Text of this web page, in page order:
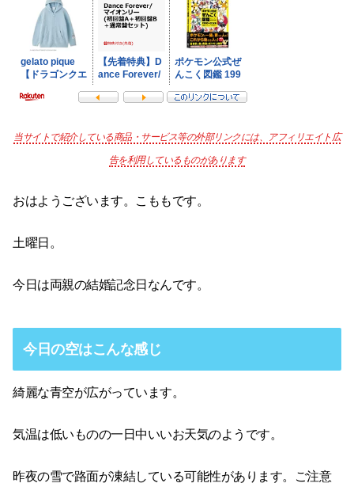
当サイトで紹介している商品・サービス等の外部リンクには、アフィリエイト広
告を利用しているものがあります
おはようございます。こももです。
土曜日。
今日は両親の結婚記念日なんです。
今日の空はこんな感じ
綺麗な青空が広がっています。
気温は低いものの一日中いいお天気のようです。
昨夜の雪で路面が凍結している可能性があります。ご注意